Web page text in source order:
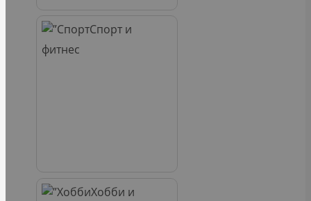
Спорт и
фитнес
Хобби и